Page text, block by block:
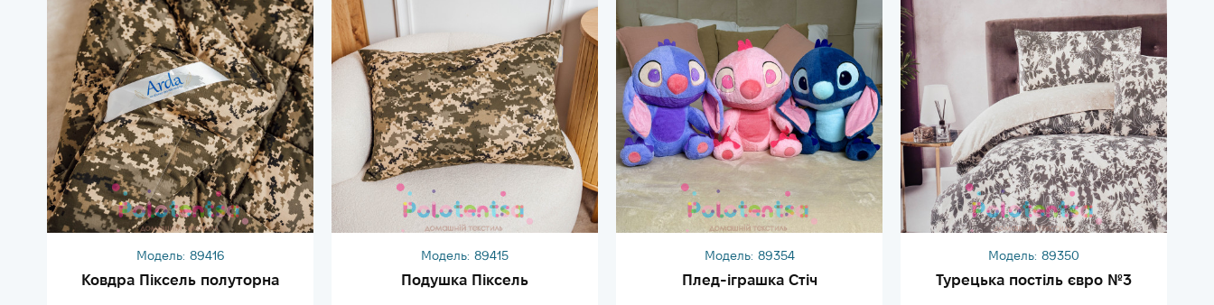
Модель: 89416
Ковдра Піксель полуторна
Модель: 89415
Подушка Піксель
Модель: 89354
Плед-іграшка Стіч
Модель: 89350
Турецька постіль євро №3